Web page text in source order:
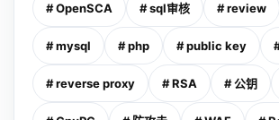
# OpenSCA # sql审核 # review
# mysql # php # public key
# reverse proxy # RSA # 公钥